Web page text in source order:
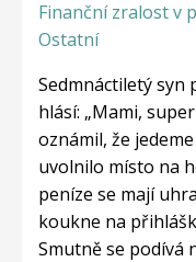
Finanční zralost v
Ostatní
Sedmnáctiletý syn
hlásí: „Mami,
oznámil, že
uvolnilo místo na
peníze se mají
koukne na
Smutně se podívá